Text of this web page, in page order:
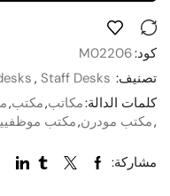
كود:M02206
تصنيف:
, Staff Desks
كلمات الدالة:مكاتب,مكتب,
,مكتب مودرن,مكتب
مشاركة: